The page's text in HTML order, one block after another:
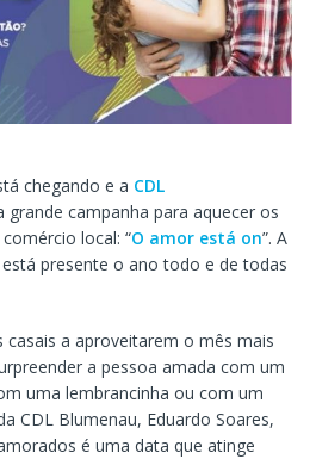
chegando e a CDL
grande campanha para aquecer os
local: “O amor está on”. A
presente o ano todo e de todas
a aproveitarem o mês mais
a pessoa amada com um
uma lembrancinha ou com um
CDL Blumenau, Eduardo Soares,
é uma data que atinge